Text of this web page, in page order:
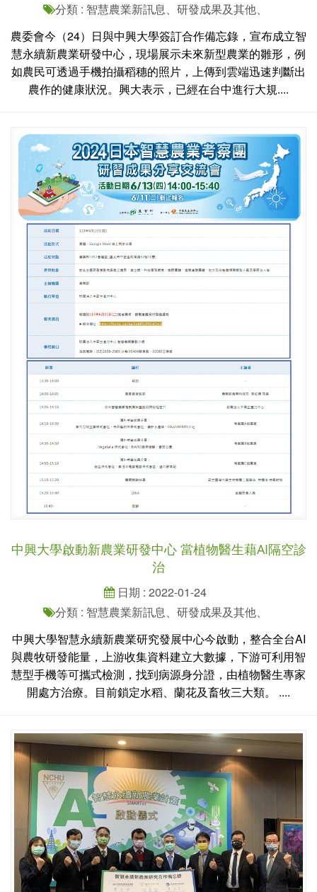
分類 : 智慧農業新訊息、研發成果及其他、
農委會今（24）日與中興大學簽訂合作備忘錄，宣布成立智
慧永續新農業研發中心，現場展示未來新型農業的雛形，例
如農民可透過手機拍攝稻穗的照片，上傳到雲端迅速判斷出
農作的健康狀況。興大表示，已經在台中進行大規....
中興大學啟動新農業研發中心 當植物醫生藉AI隔空診
治
日期 : 2022-01-24
分類 : 智慧農業新訊息、研發成果及其他、
中興大學智慧永續新農業研究發展中心今啟動，整合全台AI
與農牧研發能量，上游收集資料建立大數據，下游可利用智
慧型手機等可攜式檢測，找到病源身分證，由植物醫生專家
開處方治療。目前鎖定水稻、蘭花及畜牧三大類。 ....